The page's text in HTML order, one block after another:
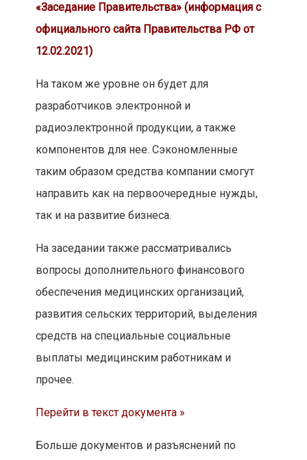
«Заседание Правительства» (информация с
официального сайта Правительства РФ от
12.02.2021)
На таком же уровне он будет для
разработчиков электронной и
радиоэлектронной продукции, а также
компонентов для нее. Сэкономленные
таким образом средства компании смогут
направить как на первоочередные нужды,
так и на развитие бизнеса.
На заседании также рассматривались
вопросы дополнительного финансового
обеспечения медицинских организаций,
развития сельских территорий, выделения
средств на специальные социальные
выплаты медицинским работникам и
прочее.
Перейти в текст документа »
Больше документов и разъяснений по